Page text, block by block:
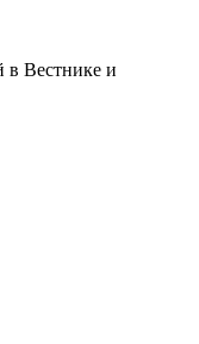
в Вестнике и